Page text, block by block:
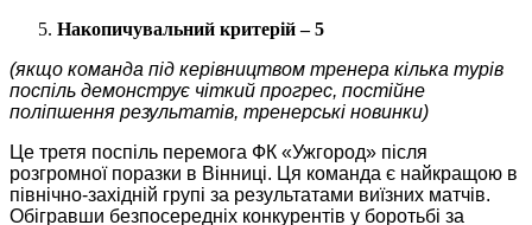
Накопичувальний критерій – 5
(якщо команда під керівництвом тренера кілька турів
поспіль демонструє чіткий прогрес, постійне
поліпшення результатів, тренерські новинки)
Це третя поспіль перемога ФК «Ужгород» після
розгромної поразки в Вінниці. Ця команда є найкращою в
північно-західній групі за результатами виїзних матчів.
Обігравши безпосередніх конкурентів у боротьбі за